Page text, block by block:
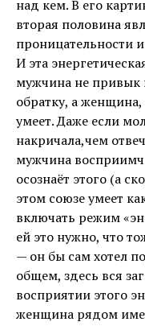
над кем. В его
вторая половина
проницательности
И эта
мужчина не привык
обратку, а
умеет. Даже если
накричала,чем
мужчина
осознаёт этого (а
этом союзе умеет
включать режим
ей это нужно, что
— он бы сам хотел
общем, здесь вся
восприятии этого
женщина рядом